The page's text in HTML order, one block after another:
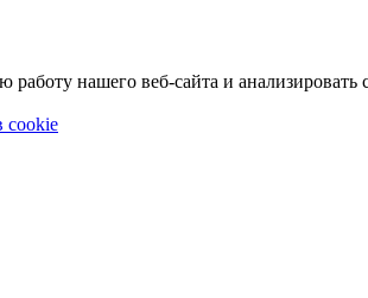
нашего веб-сайта и анализировать
cookie